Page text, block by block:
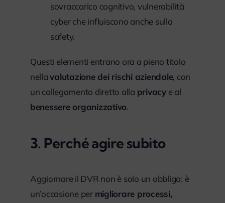
sovraccarico cognitivo, vulnerabilità
cyber che influiscono anche sulla
safety.
Questi elementi entrano ora a pieno titolo
nellavalutazione dei rischi aziendale, con
un collegamento diretto alla privacye al
benessere organizzativo.
3. Perché agire subito
Aggiornare il DVR non è solo un obbligo: è
un’occasione per migliorare processi,